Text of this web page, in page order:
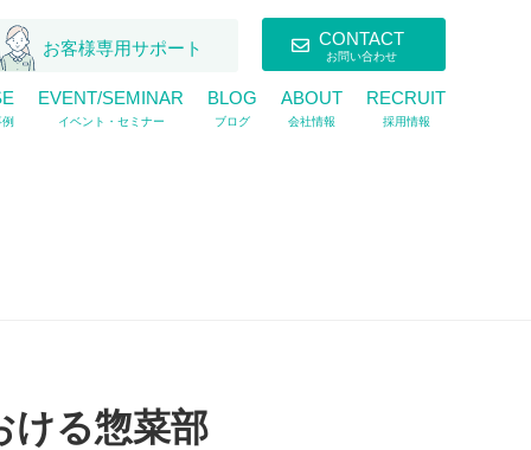
お客様専用サポート CONTACT
お問い合わせ
EVENT/SEMINAR
イベント・セミナー
BLOG
ブログ
ABOUT
会社情報
RECRUIT
採用情報
ける惣菜部